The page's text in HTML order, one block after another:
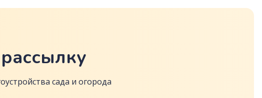
сада и огорода